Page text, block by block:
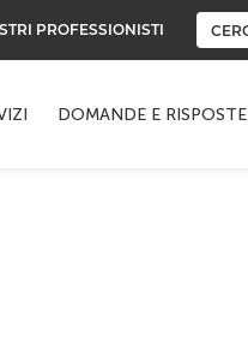
PROFESSIONISTI
DOMANDE E RISPOSTE